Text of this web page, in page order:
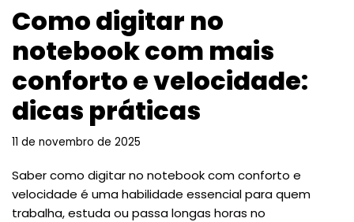
Como digitar no
notebook com mais
conforto e velocidade:
dicas práticas
11 de novembro de 2025
Saber como digitar no notebook com conforto e
velocidade é uma habilidade essencial para quem
trabalha, estuda ou passa longas horas no